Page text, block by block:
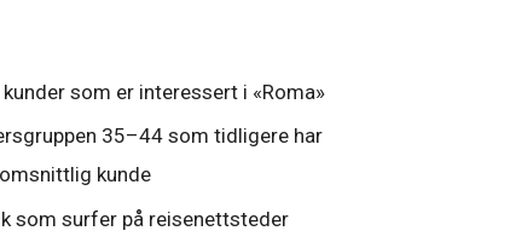
som er interessert i «Roma»
35–44 som tidligere har
kunde
som surfer på reisenettsteder